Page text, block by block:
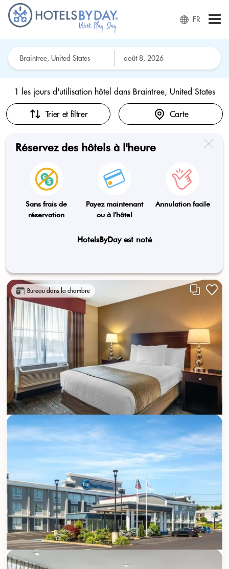
FR
1 les jours d'utilisation hôtel dans Braintree, United States
Trier et filtrer Carte
Réservez des hôtels à l'heure
Sans frais de
réservation
Payez maintenant
ou à l'hôtel
Annulation facile
HotelsByDay est noté
Bureau dans la chambre